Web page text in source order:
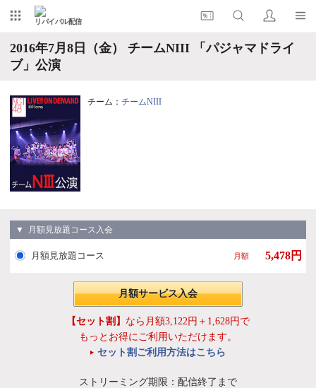
リバイバル配信
2016年7月8日（金） チームNIII 「パジャマドライ
ブ」公演
チーム： チームNIII
▼ 月額見放題コース入会
月額見放題コース 月額 5,478円
月額サービス入会
【セット割】 なら月額3,122円＋1,628円で
もっとお得にご利用いただけます。
セット割ご利用方法はこちら
ストリーミング期限：配信終了まで